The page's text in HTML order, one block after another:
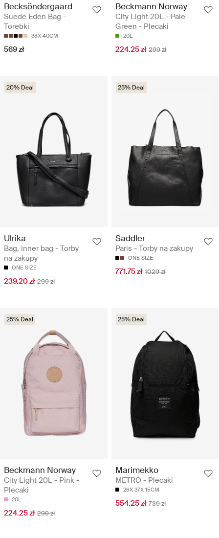
Becksöndergaard
Suede Eden Bag -
Torebki
38X 40CM
569 zł
Beckmann Norway
City Light 20L - Pale
Green - Plecaki
20L
224.25 zł 299 zł
20% Deal
Ulrika
Bag, inner bag - Torby
na zakupy
ONE SIZE
239.20 zł 299 zł
25% Deal
Saddler
Paris - Torby na zakupy
ONE SIZE
771.75 zł 1029 zł
25% Deal
Beckmann Norway
City Light 20L - Pink -
Plecaki
20L
224.25 zł 299 zł
25% Deal
Marimekko
METRO - Plecaki
26X 37X 15CM
554.25 zł 739 zł